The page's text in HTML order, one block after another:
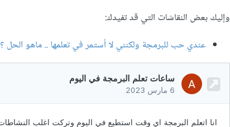
وإليك بعض النقاشات التي قد تفيدك:
عندي حب للبرمجة ولكنني لا أستمر في تعلمها .. ماهو الحل ؟